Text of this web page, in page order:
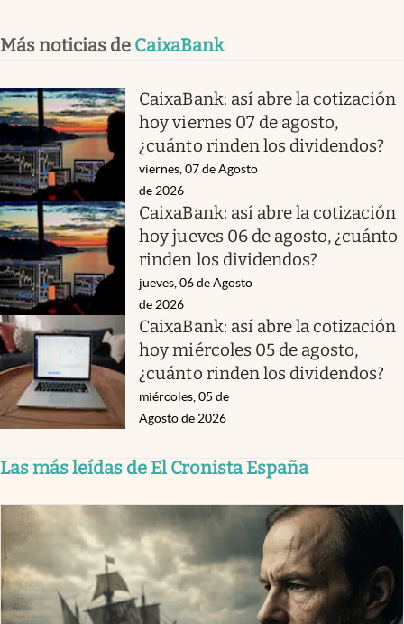
Más noticias de CaixaBank
CaixaBank: así abre la cotización
hoy viernes 07 de agosto,
¿cuánto rinden los dividendos?
viernes, 07 de Agosto
de 2026
CaixaBank: así abre la cotización
hoy jueves 06 de agosto, ¿cuánto
rinden los dividendos?
jueves, 06 de Agosto
de 2026
CaixaBank: así abre la cotización
hoy miércoles 05 de agosto,
¿cuánto rinden los dividendos?
miércoles, 05 de
Agosto de 2026
Las más leídas de El Cronista España